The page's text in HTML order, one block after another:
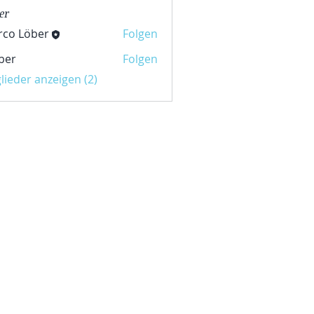
Löber
Folgen
Folgen
anzeigen (2)